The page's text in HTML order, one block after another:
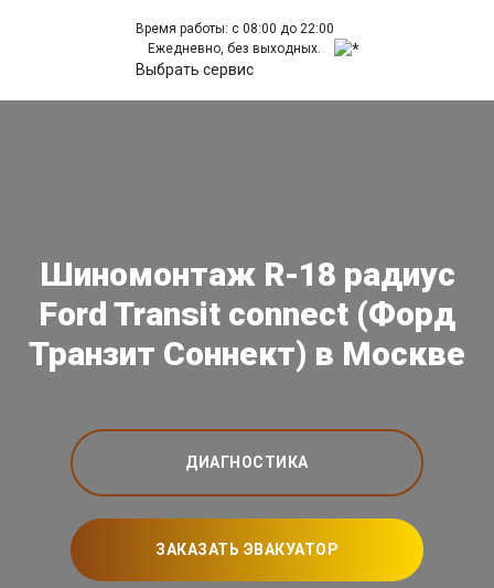
Время работы: с 08:00 до 22:00
Ежедневно, без выходных.
Выбрать сервис
Шиномонтаж R-18 радиус
Ford Transit connect (Форд
Транзит Соннект) в Москве
ДИАГНОСТИКА
ЗАКАЗАТЬ ЭВАКУАТОР